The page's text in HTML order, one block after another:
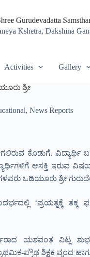
Gurudevadatta
Kshetra, Dakshina
Activities Gallery
ಶ್ರೀ
, News Reports
ಕೊಡುಗೆ.
ಆಸಕ್ತಿ
ಒಡಿಯೂರು ಶ್ರೀ
‘ಪ್ರಯತ್ನಕ್ಕೆ ತಕ್ಕ
ಯಶವಂತ ವಿಟ್ಲ
ಪ್ರೌಢ ಶಿಕ್ಷಕ ವೃಂದ